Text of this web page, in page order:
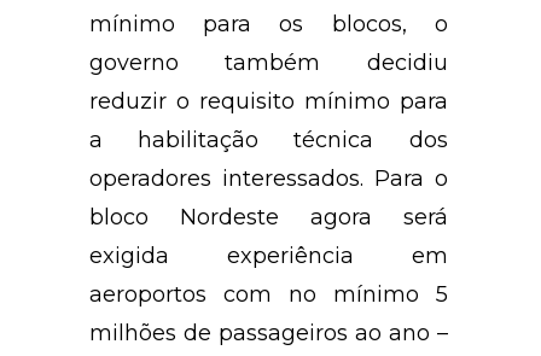
mínimo para os blocos, o
governo também decidiu
reduzir o requisito mínimo para
a habilitação técnica dos
operadores interessados. Para o
bloco Nordeste agora será
exigida experiência em
aeroportos com no mínimo 5
milhões de passageiros ao ano –